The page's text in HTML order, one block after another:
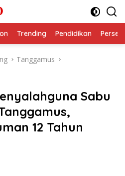
Trending Pendidikan
Tanggamus
Sabu
12 Tahun